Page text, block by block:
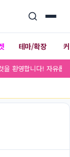
테마/확장
에 오